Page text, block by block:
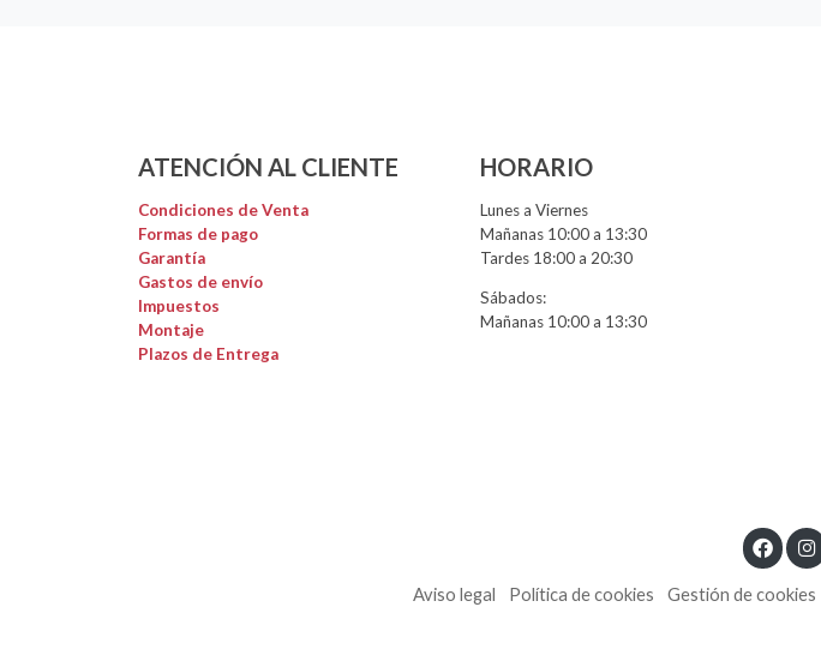
ATENCIÓN AL CLIENTE
Condiciones de Venta
Formas de pago
Garantía
Gastos de envío
Impuestos
Montaje
Plazos de Entrega
HORARIO
Lunes a Viernes
Mañanas 10:00 a 13:30
Tardes 18:00 a 20:30
Sábados:
Mañanas 10:00 a 13:30
Aviso legal Política de cookies Gestión de cookies